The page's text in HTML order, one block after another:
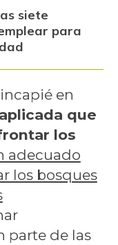
siete
para
en
que
los
adecuado
los bosques
parte de las